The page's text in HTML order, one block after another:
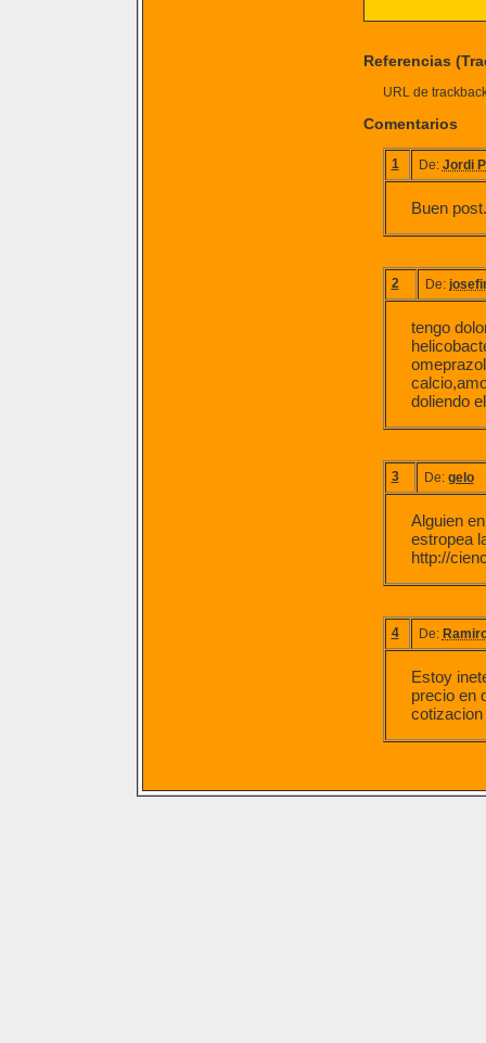
Referencias
URL de
Comentarios
1 De: Jordi
Buen post.
2 De:
tengo
doliendo
3 De: gelo
Alguien
estropea
http://
4 De:
Estoy
precio en